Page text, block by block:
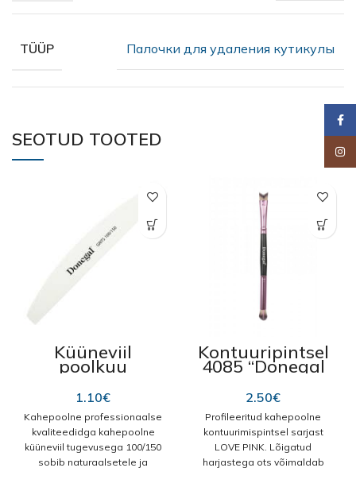
TÜÜP Палочки для удаления кутикулы
SEOTUD TOOTED
Küüneviil
poolkuu
100/150″2074 ”
“Donegal”
1.10€
Kahepoolne professionaalse
kvaliteedidga kahepoolne
küüneviil tugevusega 100/150
sobib naturaalsetele ja
Kontuuripintsel
4085 “Donegal
Love Pink”
kahepoolne
15cm
2.50€
Profileeritud kahepoolne
kontuurimispintsel sarjast
LOVE PINK. Lõigatud
harjastega ots võimaldab